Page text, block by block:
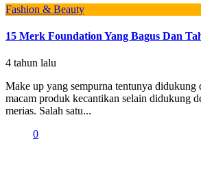
Fashion & Beauty
15 Merk Foundation Yang Bagus Dan
4 tahun lalu
Make up yang sempurna tentunya didukung
macam produk kecantikan selain didukung
merias. Salah satu...
0